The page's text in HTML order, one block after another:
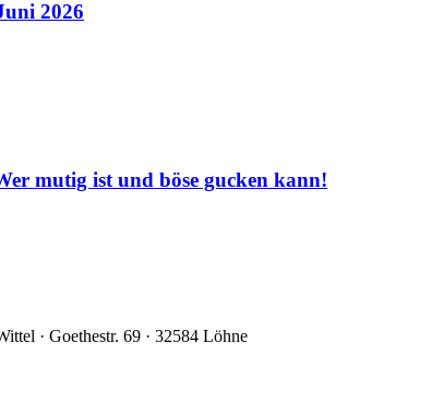
2026
mutig ist und böse gucken kann!
· Goethestr. 69 · 32584 Löhne